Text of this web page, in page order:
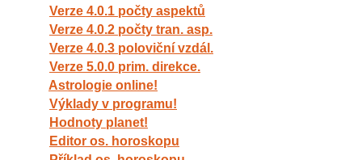
Verze 4.0.1 počty aspektů
Verze 4.0.2 počty tran. asp.
Verze 4.0.3 poloviční vzdál.
Verze 5.0.0 prim. direkce.
Astrologie online!
Výklady v programu!
Hodnoty planet!
Editor os. horoskopu